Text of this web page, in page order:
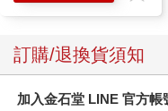
訂購/退換貨須知
加入金石堂 LINE 官方